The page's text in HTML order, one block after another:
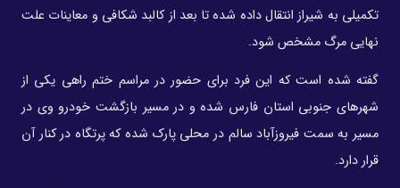
تکمیلی به شیراز انتقال داده شده تا بعد از کالبد شکافی و معاینات علت
نهایی مرگ مشخص شود.
گفته شده است که این فرد برای حضور در مراسم ختم راهی یکی از
شهرهای جنوبی استان فارس شده و در مسیر بازگشت خودرو وی در
مسیر به سمت فیروزآباد سالم در محلی پارک شده که پرتگاه در کنار آن
قرار دارد.